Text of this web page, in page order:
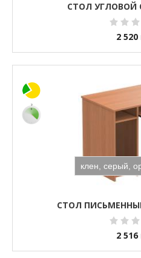
СТОЛ УГЛОВОЙ
2 520
СТОЛ
2 516